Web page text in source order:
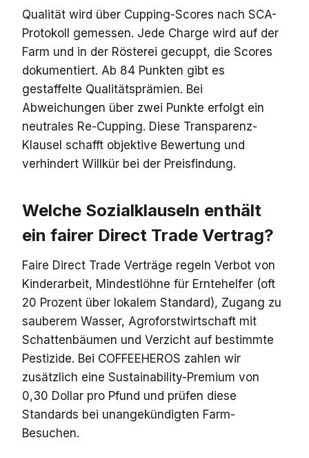
Qualität wird über Cupping-Scores nach SCA-
Protokoll gemessen. Jede Charge wird auf der
Farm und in der Rösterei gecuppt, die Scores
dokumentiert. Ab 84 Punkten gibt es
gestaffelte Qualitätsprämien. Bei
Abweichungen über zwei Punkte erfolgt ein
neutrales Re-Cupping. Diese Transparenz-
Klausel schafft objektive Bewertung und
verhindert Willkür bei der Preisfindung.
Welche Sozialklauseln enthält
ein fairer Direct Trade Vertrag?
Faire Direct Trade Verträge regeln Verbot von
Kinderarbeit, Mindestlöhne für Erntehelfer (oft
20 Prozent über lokalem Standard), Zugang zu
sauberem Wasser, Agroforstwirtschaft mit
Schattenbäumen und Verzicht auf bestimmte
Pestizide. Bei COFFEEHEROS zahlen wir
zusätzlich eine Sustainability-Premium von
0,30 Dollar pro Pfund und prüfen diese
Standards bei unangekündigten Farm-
Besuchen.